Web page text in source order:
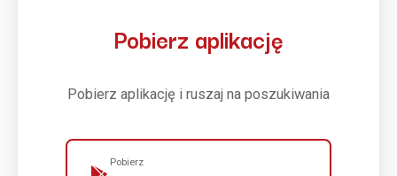
Pobierz aplikację
Pobierz aplikację i ruszaj na poszukiwania
Pobierz